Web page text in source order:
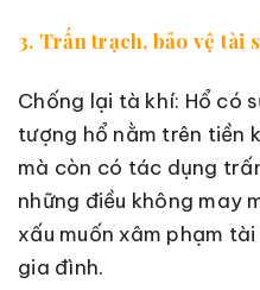
3. Trấn trạch, bảo vệ tài
Chống lại tà khí: Hổ có
tượng hổ nằm trên tiền
mà còn có tác dụng
những điều không may
xấu muốn xâm phạm
gia đình.